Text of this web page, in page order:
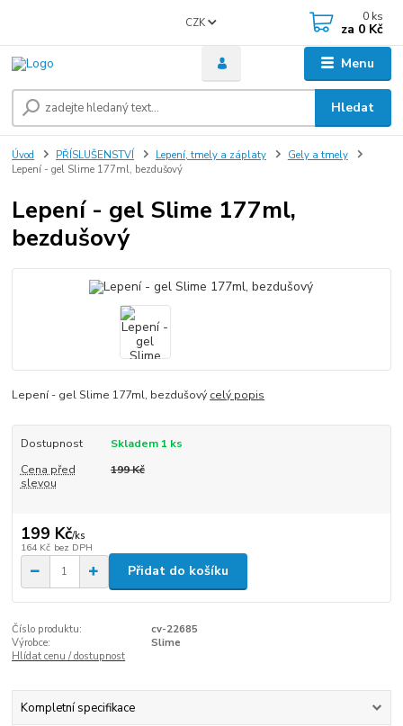
Menu
CZK
Hledat
0 ks
za 0 Kč
Úvod PŘÍSLUŠENSTVÍ Lepení, tmely a záplaty
Gely a tmely
Lepení - gel Slime 177ml, bezdušový
Lepení - gel Slime 177ml,
bezdušový
Lepení - gel Slime 177ml, bezdušový celý popis
Dostupnost
Skladem 1 ks
Cena před
slevou
199 Kč
199 Kč/ks
164 Kč bez DPH
Přidat do košíku
Číslo produktu:
cv-22685
Výrobce:
Slime
Hlídat cenu / dostupnost
Kompletní specifikace